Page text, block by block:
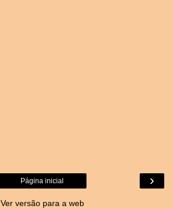
›
Página inicial
Ver versão para a web